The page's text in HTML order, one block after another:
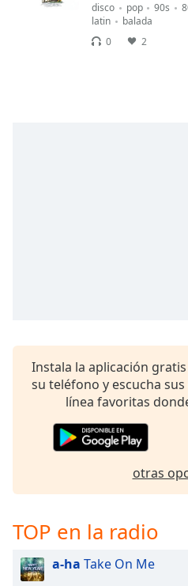
Background
Color
Edge
Style
disco pop 90s
latin
balada
0
2
Instala la aplicación
su teléfono y escucha
línea favoritas
otras
TOP en la radio
a-ha Take On Me